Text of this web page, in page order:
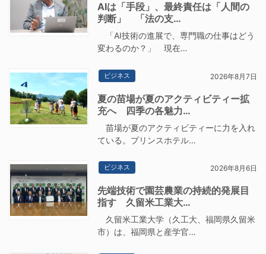
AIは「手段」、最終責任は「人間の
判断」 「法の支…
「AI技術の進展で、専門職の仕事はどう
変わるのか？」 現在…
ビジネス 2026年8月7日
夏の苗場が夏のアクティビティー拡
充へ 四季の各魅力…
苗場が夏のアクティビティーに力を入れ
ている。プリンスホテル…
ビジネス 2026年8月6日
先端技術で園芸農業の持続的発展目
指す 久留米工業大…
久留米工業大学（久工大、福岡県久留米
市）は、福岡県と産学官…